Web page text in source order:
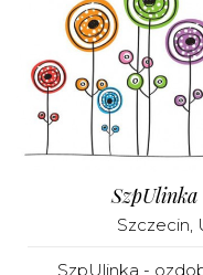
SzpUlinka
Szczecin,
SzpUlinka -